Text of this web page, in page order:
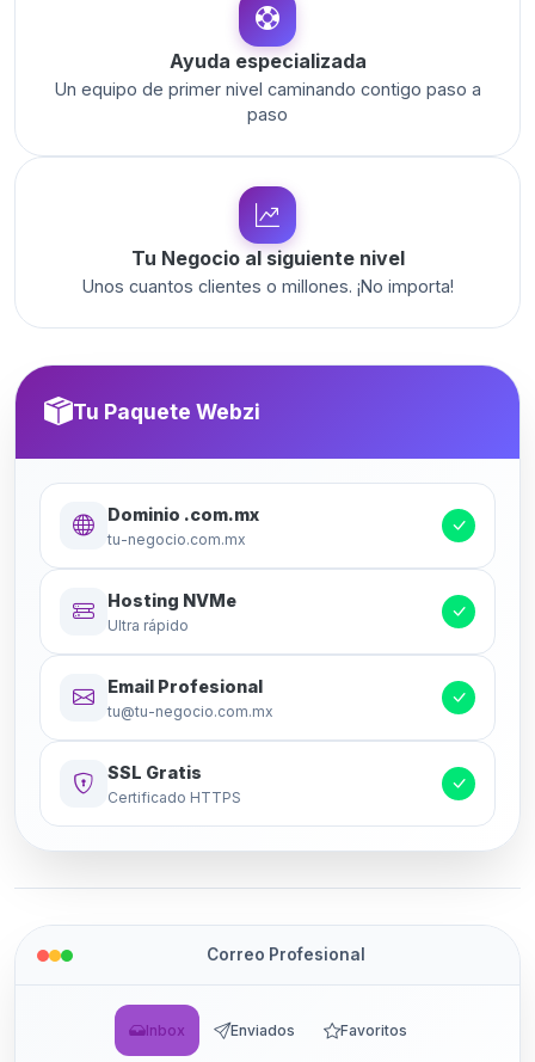
Ayuda especializada
Un equipo de primer nivel caminando contigo paso a
paso
Tu Negocio al siguiente nivel
Unos cuantos clientes o millones. ¡No importa!
Tu Paquete Webzi
Dominio .com.mx
tu-negocio.com.mx
Hosting NVMe
Ultra rápido
Email Profesional
tu@tu-negocio.com.mx
SSL Gratis
Certificado HTTPS
Correo Profesional
Inbox Enviados Favoritos